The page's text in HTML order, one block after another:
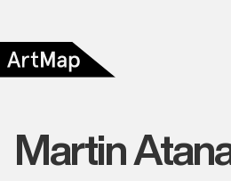
Martin